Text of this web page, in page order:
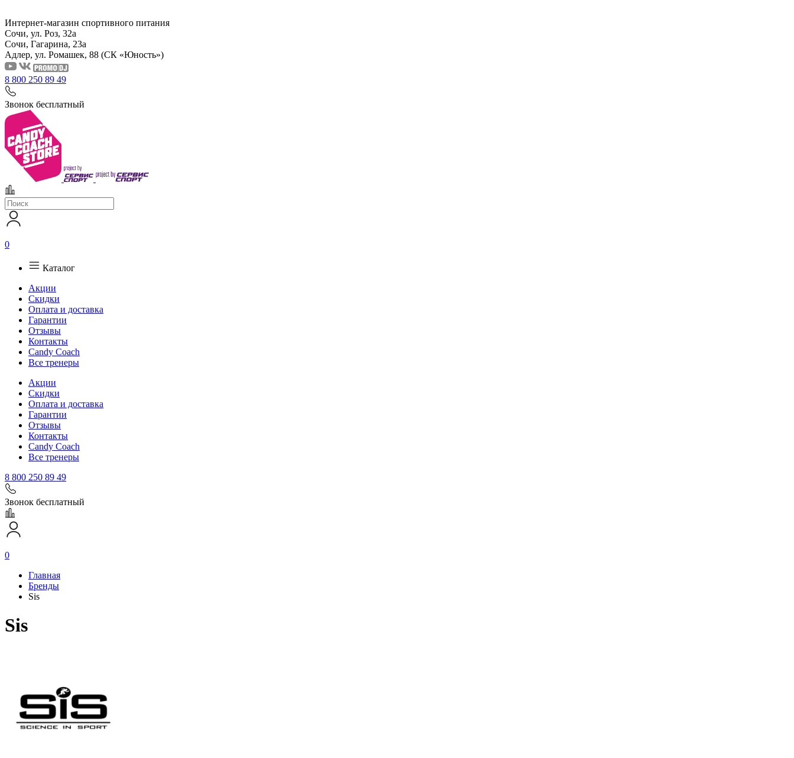
Интернет-магазин спортивного питания
Сочи, ул. Роз, 32а
Сочи, Гагарина, 23а
Адлер, ул. Ромашек, 88 (СК «Юность»)
8 800 250 89 49
Звонок бесплатный
0
Каталог
Акции
Скидки
Оплата и доставка
Гарантии
Отзывы
Контакты
Candy Coach
Все тренеры
Акции
Скидки
Оплата и доставка
Гарантии
Отзывы
Контакты
Candy Coach
Все тренеры
8 800 250 89 49
Звонок бесплатный
0
Главная
Бренды
Sis
Sis